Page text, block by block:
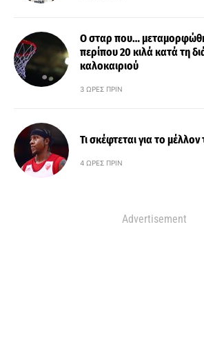
Ο σταρ που…
περίπου 20 κιλά κατά τη
καλοκαιριού
3 ΏΡΕΣ ΠΡΙΝ
Τι σκέφτεται για το
4 ΏΡΕΣ ΠΡΙΝ
Advertisement